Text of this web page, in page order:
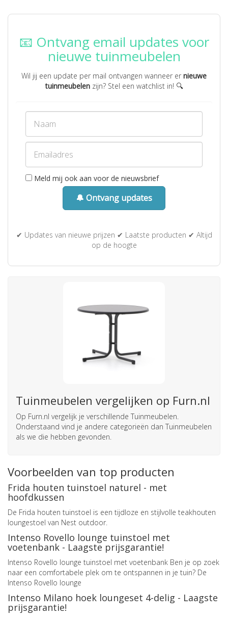
📧 Ontvang email updates voor
nieuwe tuinmeubelen
Wil jij een update per mail ontvangen wanneer er nieuwe
tuinmeubelenzijn? Stel een watchlist in! 🔍
Meld mij ook aan voor de nieuwsbrief
🔔 Ontvang updates
✔ Updates van nieuwe prijzen ✔ Laatste producten ✔ Altijd
op de hoogte
Tuinmeubelen vergelijken op Furn.nl
Op Furn.nl vergelijk je verschillende Tuinmeubelen.
Onderstaand vind je andere categorieën dan Tuinmeubelen
als we die hebben gevonden.
Voorbeelden van top producten
Frida houten tuinstoel naturel - met
hoofdkussen
De Frida houten tuinstoel is een tijdloze en stijlvolle teakhouten
loungestoel van Nest outdoor.
Intenso Rovello lounge tuinstoel met
voetenbank - Laagste prijsgarantie!
Intenso Rovello lounge tuinstoel met voetenbank Ben je op zoek
naar een comfortabele plek om te ontspannen in je tuin? De
Intenso Rovello lounge
Intenso Milano hoek loungeset 4-delig - Laagste
prijsgarantie!